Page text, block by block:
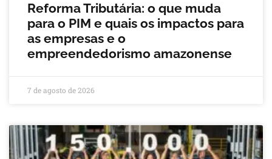
Reforma Tributária: o que muda
para o PIM e quais os impactos para
as empresas e o
empreendedorismo amazonense
7 de agosto de 2026